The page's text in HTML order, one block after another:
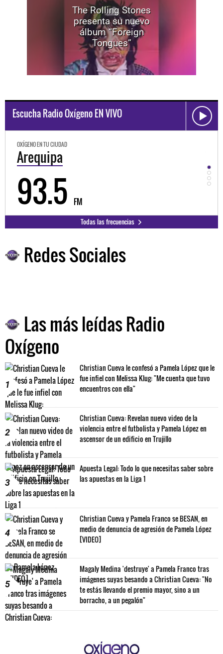
The Rolling Stones
presenta su nuevo
álbum “Foreign
Tongues”
Escucha Radio Oxígeno EN VIVO
OXÍGENO EN TU CIUDAD
Arequipa
93.5 FM
Todas las frecuencias
Redes Sociales
Las más leídas Radio
Oxígeno
1
Christian Cueva le confesó a Pamela López que le
fue infiel con Melissa Klug: "Me cuenta que tuvo
encuentros con ella"
2
Christian Cueva: Revelan nuevo video de la
violencia entre el futbolista y Pamela López en
ascensor de un edificio en Trujillo
3
Apuesta Legal: Todo lo que necesitas saber sobre
las apuestas en la Liga 1
4
Christian Cueva y Pamela Franco se BESAN, en
medio de denuncia de agresión de Pamela López
[VIDEO]
5
Magaly Medina 'destruye' a Pamela Franco tras
imágenes suyas besando a Christian Cueva: "No
te estás llevando el premio mayor, sino a un
borracho, a un pegalón"